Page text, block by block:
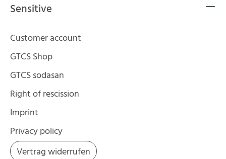
Sensitive
Customer account
GTCS Shop
GTCS sodasan
Right of rescission
Imprint
Privacy policy
Vertrag widerrufen